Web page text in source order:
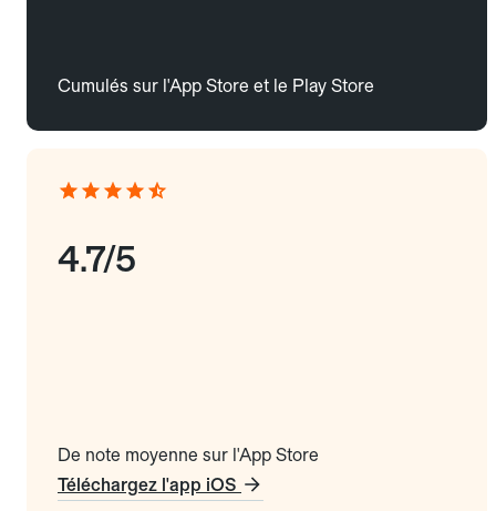
Cumulés sur l'App Store et le Play Store
4.7/5
De note moyenne sur l'App Store
Téléchargez l'app iOS